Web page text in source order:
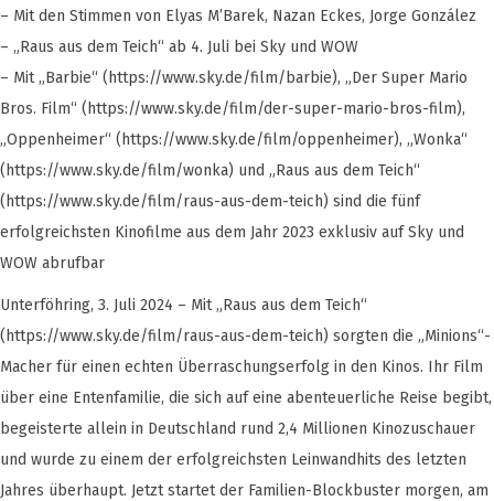
– Mit den Stimmen von Elyas M’Barek, Nazan Eckes, Jorge González
– „Raus aus dem Teich“ ab 4. Juli bei Sky und WOW
– Mit „Barbie“ (https://www.sky.de/film/barbie), „Der Super Mario
Bros. Film“ (https://www.sky.de/film/der-super-mario-bros-film),
„Oppenheimer“ (https://www.sky.de/film/oppenheimer), „Wonka“
(https://www.sky.de/film/wonka) und „Raus aus dem Teich“
(https://www.sky.de/film/raus-aus-dem-teich) sind die fünf
erfolgreichsten Kinofilme aus dem Jahr 2023 exklusiv auf Sky und
WOW abrufbar
Unterföhring, 3. Juli 2024 – Mit „Raus aus dem Teich“
(https://www.sky.de/film/raus-aus-dem-teich) sorgten die „Minions“-
Macher für einen echten Überraschungserfolg in den Kinos. Ihr Film
über eine Entenfamilie, die sich auf eine abenteuerliche Reise begibt,
begeisterte allein in Deutschland rund 2,4 Millionen Kinozuschauer
und wurde zu einem der erfolgreichsten Leinwandhits des letzten
Jahres überhaupt. Jetzt startet der Familien-Blockbuster morgen, am